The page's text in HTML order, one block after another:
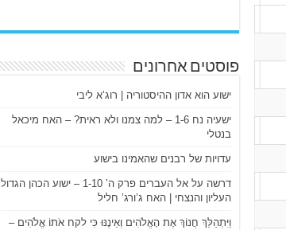
פוסטים אחרונים
ישוע הוא אדון ההיסטוריה | רוג’א ליבי
ישעיה נח 1-6 – למה צמנו ולא ראית? – האח מיכאל
בנטלי
עדויות של רבנים שהאמינו בישוע
דרשה על אל העברים פרק ה’ 1-10 – ישוע הכהן הגדול
העליון והנצחי | האח ג’ורג’ חליל
וַיִּתְהַלֵּךְ חֲנוֹךְ אֶת הָאֱלֹהִים וְאֵינֶנּוּ כִּי לקח אֹתוֹ אֱלֹהִים –